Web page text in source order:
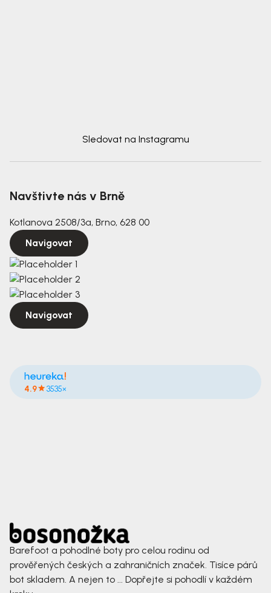
Sledovat na Instagramu
Navštivte nás v Brně
Kotlanova 2508/3a, Brno, 628 00
Navigovat
Navigovat
4.9 3535×
Barefoot a pohodlné boty pro celou rodinu od
prověřených českých a zahraničních značek. Tisíce párů
bot skladem. A nejen to ... Dopřejte si pohodlí v každém